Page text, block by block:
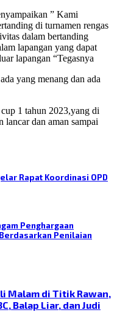
” Kami
di turnamen rengas
dalam bertanding
lapangan yang dapat
lapangan “Tegasnya
yang menang dan ada
1 tahun 2023,yang di
dan aman sampai
Rapat Koordinasi OPD
Penghargaan
Penilaian
Malam di Titik Rawan,
Balap Liar, dan Judi